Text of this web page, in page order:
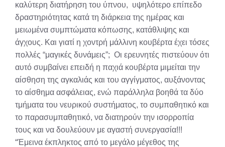
καλύτερη διατήρηση του ύπνου, υψηλότερο επίπεδο
δραστηριότητας κατά τη διάρκεια της ημέρας και
μειωμένα συμπτώματα κόπωσης, κατάθλιψης και
άγχους. Και γιατί η χοντρή μάλλινη κουβέρτα έχει τόσες
πολλές “μαγικές δυνάμεις”; Οι ερευνητές πιστεύουν ότι
αυτό συμβαίνει επειδή η παχιά κουβέρτα μιμείται την
αίσθηση της αγκαλιάς και του αγγίγματος, αυξάνοντας
το αίσθημα ασφάλειας, ενώ παράλληλα βοηθά τα δύο
τμήματα του νευρικού συστήματος, το συμπαθητικό και
το παρασυμπαθητικό, να διατηρούν την ισορροπία
τους και να δουλεύουν με αγαστή συνεργασία!!!
“Έμεινα έκπληκτος από το μεγάλο μέγεθος της